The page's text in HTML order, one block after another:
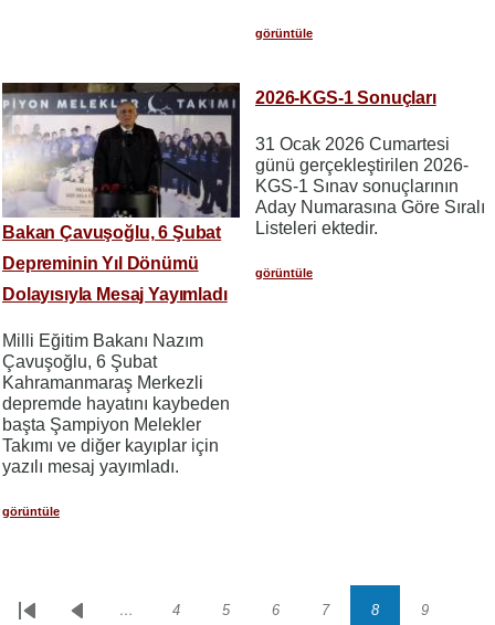
görüntüle
Bakan Çavuşoğlu, 6 Şubat
Depreminin Yıl Dönümü
Dolayısıyla Mesaj Yayımladı
Milli Eğitim Bakanı Nazım
Çavuşoğlu, 6 Şubat
Kahramanmaraş Merkezli
depremde hayatını kaybeden
başta Şampiyon Melekler
Takımı ve diğer kayıplar için
yazılı mesaj yayımladı.
görüntüle
2026-KGS-1 Sonuçları
31 Ocak 2026 Cumartesi
günü gerçekleştirilen 2026-
KGS-1 Sınav sonuçlarının
Aday Numarasına Göre Sıralı
Listeleri ektedir.
görüntüle
Sayfalama
İlk
Önceki… Sayfa
4 Sayfa
5 Sayfa
6 Sayfa
7 Sayfa
8 Sayfa
9